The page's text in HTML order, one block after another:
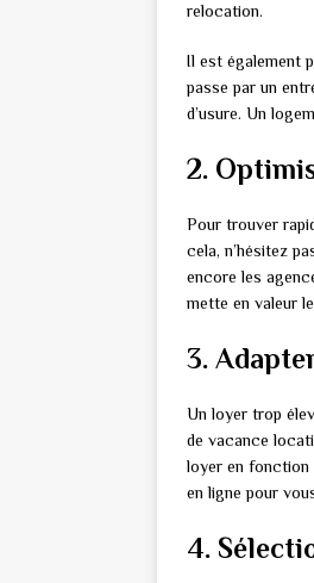
relocation.
Il est également
passe par un
d’usure. Un
2.
Pour trouver
cela, n’hésitez
encore les
mette en valeur
3.
Un loyer trop
de vacance
loyer en fonction
en ligne pour
4.